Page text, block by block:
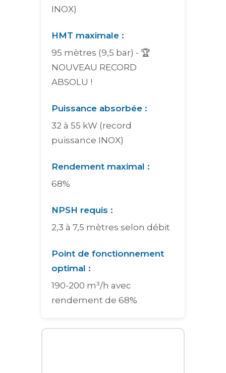
INOX)
HMT maximale :
95 mètres (9,5 bar) - 🏆
NOUVEAU RECORD
ABSOLU !
Puissance absorbée :
32 à 55 kW (record
puissance INOX)
Rendement maximal :
68%
NPSH requis :
2,3 à 7,5 mètres selon débit
Point de fonctionnement
optimal :
190-200 m³/h avec
rendement de 68%
Graphique interactif des courbes de performance pour la